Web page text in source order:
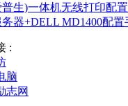
普生)一体机无线打印配
器+DELL MD1400配置
: